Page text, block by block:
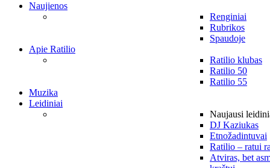
Naujienos
Renginiai
Rubrikos
Spaudoje
Apie Ratilio
Ratilio klubas
Ratilio 50
Ratilio 55
Muzika
Leidiniai
Naujausi
DJ Kaziukas
Etnožadintuvai
Ratilio – ratui
Atviras, bet